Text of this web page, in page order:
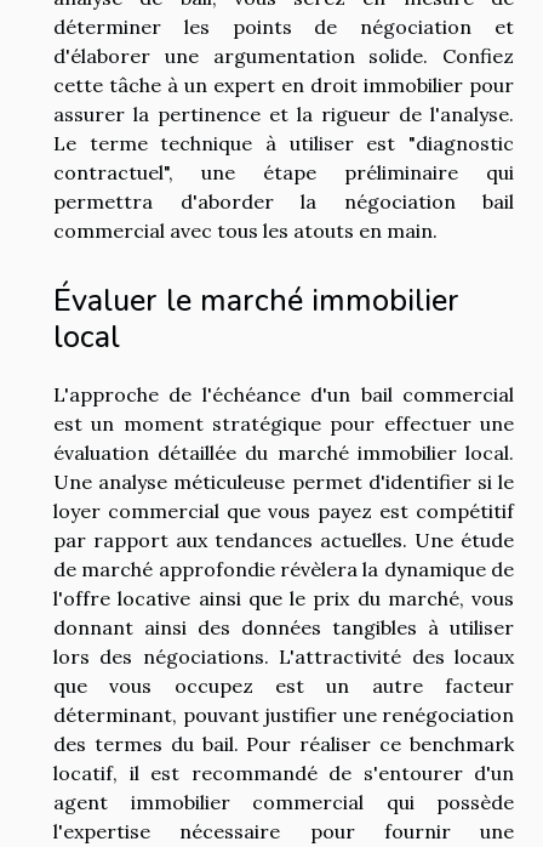
déterminer les points de négociation et
d'élaborer une argumentation solide. Confiez
cette tâche à un expert en droit immobilier pour
assurer la pertinence et la rigueur de l'analyse.
Le terme technique à utiliser est "diagnostic
contractuel", une étape préliminaire qui
permettra d'aborder la négociation bail
commercial avec tous les atouts en main.
Évaluer le marché immobilier
local
L'approche de l'échéance d'un bail commercial
est un moment stratégique pour effectuer une
évaluation détaillée du marché immobilier local.
Une analyse méticuleuse permet d'identifier si le
loyer commercial que vous payez est compétitif
par rapport aux tendances actuelles. Une étude
de marché approfondie révèlera la dynamique de
l'offre locative ainsi que le prix du marché, vous
donnant ainsi des données tangibles à utiliser
lors des négociations. L'attractivité des locaux
que vous occupez est un autre facteur
déterminant, pouvant justifier une renégociation
des termes du bail. Pour réaliser ce benchmark
locatif, il est recommandé de s'entourer d'un
agent immobilier commercial qui possède
l'expertise nécessaire pour fournir une